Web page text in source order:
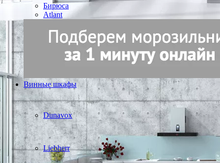
Бирюса
Atlant
Винные шкафы
Dunavox
Liebherr